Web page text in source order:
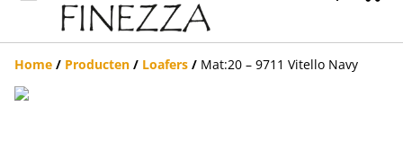
Home / Producten / Loafers / Mat:20 – 9711 Vitello Navy